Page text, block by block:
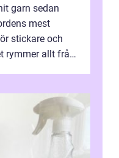
garn sedan
mest
stickare och
rymmer allt från